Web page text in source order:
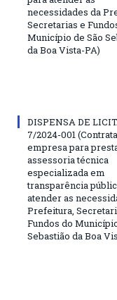
necessidades da
Secretarias e
Município de São
da Boa Vista-PA)
DISPENSA DE
7/2024-001
empresa para
assessoria técnica
especializada em
transparência
atender as
Prefeitura,
Fundos do
Sebastião da Boa